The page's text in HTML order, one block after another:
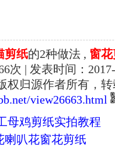
剪纸的2种做法 , 窗
次 | 发表时间：
权归源作者所有，
view26663.html
母鸡剪纸实拍教程
喇叭花窗花剪纸